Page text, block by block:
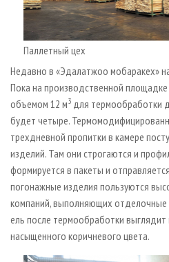
Паллетный цех
Недавно в «Эдалатжоо мобаракех»
Пока на производственной
объемом 12 м3 для термообработки
будет четыре.
трехдневной пропитки в камере
изделий. Там они строгаются и
формируется в пакеты и
погонажные изделия пользуются
компаний, выполняющих
ель после термообработки
насыщенного коричневого цвета.